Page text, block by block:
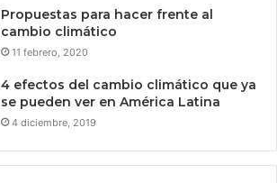
Propuestas para hacer frente al
cambio climático
11 febrero, 2020
4 efectos del cambio climático que ya
se pueden ver en América Latina
4 diciembre, 2019